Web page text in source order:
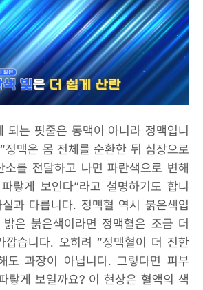
되는 핏줄은 동맥이 아니라 정맥입니
정맥은 몸 전체를 순환한 뒤 심장으로
소를 전달하고 나면 파란색으로 변해
랗게 보인다”라고 설명하기도 합니
과 다릅니다. 정맥혈 역시 붉은색입
은 붉은색이라면 정맥혈은 조금 더
깝습니다. 오히려 “정맥혈이 더 진한
도 과장이 아닙니다. 그렇다면 피부
랗게 보일까요? 이 현상은 혈액의 색